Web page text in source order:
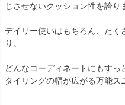
じさせないクッション性を誇り
デイリー使いはもちろん、たく
り。
どんなコーディネートにもす
タイリングの幅が広がる万能ス